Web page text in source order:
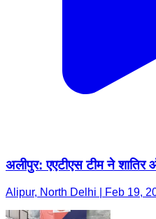
अलीपुर: एएटीएस टीम ने शातिर
Alipur, North Delhi | Feb 19,